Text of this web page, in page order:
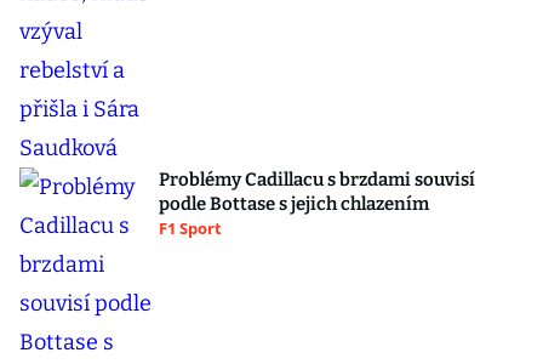
Problémy Cadillacu s brzdami souvisí
podle Bottase s jejich chlazením
F1 Sport